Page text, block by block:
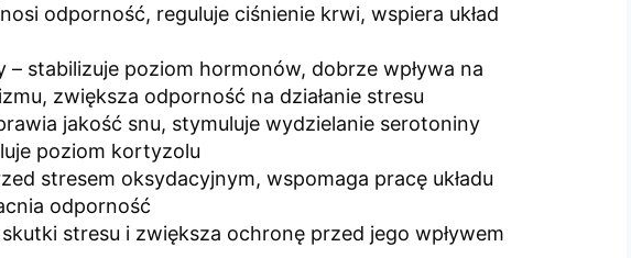
odporność, reguluje ciśnienie krwi, wspiera układ
stabilizuje poziom hormonów, dobrze wpływa na
zwiększa odporność na działanie stresu
jakość snu, stymuluje wydzielanie serotoniny
poziom kortyzolu
stresem oksydacyjnym, wspomaga pracę układu
odporność
stresu i zwiększa ochronę przed jego wpływem